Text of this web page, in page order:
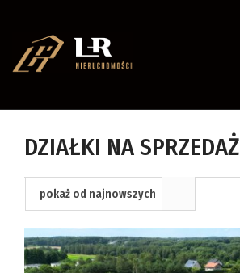
DZIAŁKI NA SPRZEDAŻ
pokaż od najnowszych